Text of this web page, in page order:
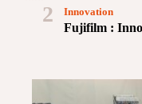
2
Fujifilm :
Innovation